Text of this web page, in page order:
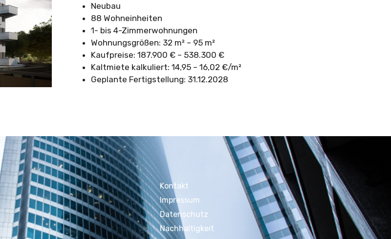
Neubau
88 Wohneinheiten
1- bis 4-Zimmerwohnungen
Wohnungsgrößen: 32 m² – 95 m²
Kaufpreise: 187.900 € – 538.300 €
Kaltmiete kalkuliert: 14,95 – 16,02 €/m²
Geplante Fertigstellung: 31.12.2028
Kontakt
Impressum
Datenschutz
Nachhaltigkeit